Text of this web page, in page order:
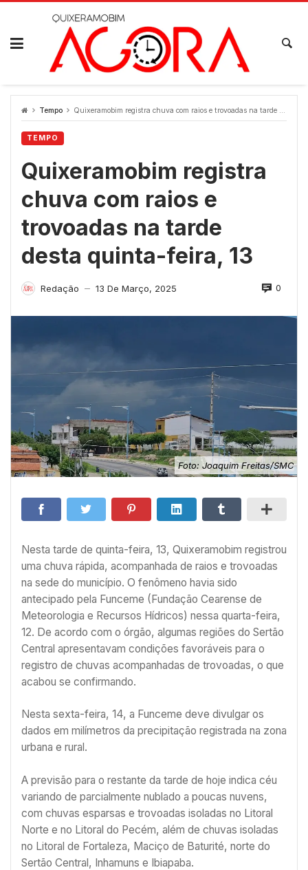
Skip
Tempo Quixeramobim registra chuva com raios e trovoadas na tarde desta quinta-feira, 13
TEMPO
Quixeramobim registra
chuva com raios e
trovoadas na tarde
desta quinta-feira, 13
Redação — 13 De Março, 2025 0
Foto: Joaquim Freitas/SMC
Nesta tarde de quinta-feira, 13, Quixeramobim registrou
uma chuva rápida, acompanhada de raios e trovoadas
na sede do município. O fenômeno havia sido
antecipado pela Funceme (Fundação Cearense de
Meteorologia e Recursos Hídricos) nessa quarta-feira,
12. De acordo com o órgão, algumas regiões do Sertão
Central apresentavam condições favoráveis para o
registro de chuvas acompanhadas de trovoadas, o que
acabou se confirmando.
Nesta sexta-feira, 14, a Funceme deve divulgar os
dados em milímetros da precipitação registrada na zona
urbana e rural.
A previsão para o restante da tarde de hoje indica céu
variando de parcialmente nublado a poucas nuvens,
com chuvas esparsas e trovoadas isoladas no Litoral
Norte e no Litoral do Pecém, além de chuvas isoladas
no Litoral de Fortaleza, Maciço de Baturité, norte do
Sertão Central, Inhamuns e Ibiapaba.